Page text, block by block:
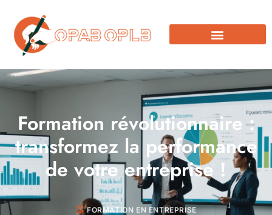
Formation révolutionnaire :
transformez la performance
de votre entreprise !
FORMATION EN ENTREPRISE